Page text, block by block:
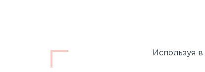
Используя